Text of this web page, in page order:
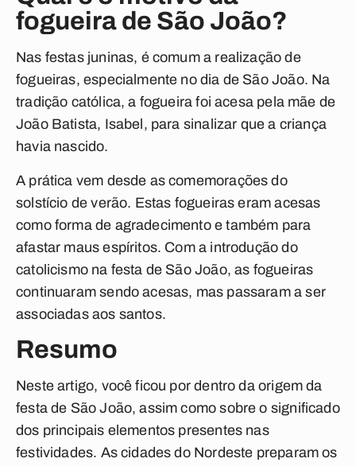
fogueira de São João?
Nas festas juninas, é comum a realização de
fogueiras, especialmente no dia de São João. Na
tradição católica, a fogueira foi acesa pela mãe de
João Batista, Isabel, para sinalizar que a criança
havia nascido.
A prática vem desde as comemorações do
solstício de verão. Estas fogueiras eram acesas
como forma de agradecimento e também para
afastar maus espíritos. Com a introdução do
catolicismo na festa de São João, as fogueiras
continuaram sendo acesas, mas passaram a ser
associadas aos santos.
Resumo
Neste artigo, você ficou por dentro da origem da
festa de São João, assim como sobre o significado
dos principais elementos presentes nas
festividades. As cidades do Nordeste preparam os